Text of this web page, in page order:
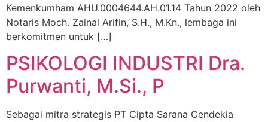
Kemenkumham AHU.0004644.AH.01.14 Tahun 2022 oleh
Notaris Moch. Zainal Arifin, S.H., M.Kn., lembaga ini
berkomitmen untuk […]
PSIKOLOGI INDUSTRI Dra.
Purwanti, M.Si., P
Sebagai mitra strategis PT Cipta Sarana Cendekia